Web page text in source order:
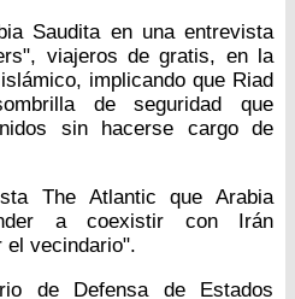
Saudita en una entrevista
viajeros de gratis, en la
implicando que Riad
de seguridad que
sin hacerse cargo de
The Atlantic que Arabia
a coexistir con Irán
el vecindario".
de Defensa de Estados